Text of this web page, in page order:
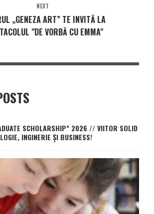
NEXT
„GENEZA ART” TE INVITĂ LA
"DE VORBĂ CU EMMA"
SCHOLARSHIP” 2026 // VIITOR SOLID
INGINERIE ȘI BUSINESS!